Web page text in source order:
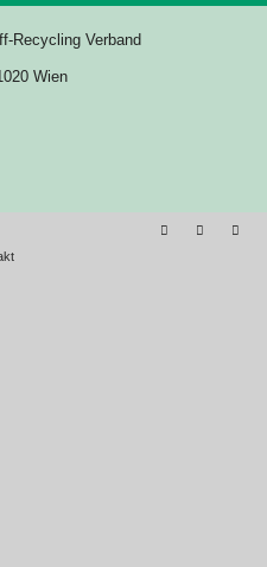
Recycling Verband
Wien